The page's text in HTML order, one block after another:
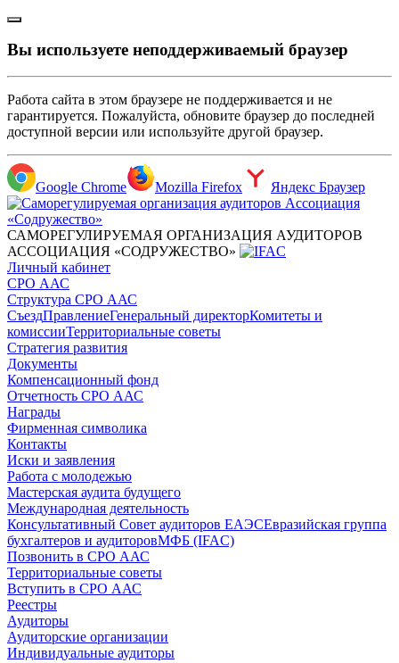
Вы используете неподдерживаемый браузер
Работа сайта в этом браузере не поддерживается и не
гарантируется. Пожалуйста, обновите браузер до последней
доступной версии или используйте другой браузер.
Google Chrome Mozilla Firefox Яндекс Браузер
САМОРЕГУЛИРУЕМАЯ ОРГАНИЗАЦИЯ АУДИТОРОВ
АССОЦИАЦИЯ «СОДРУЖЕСТВО»
Личный кабинет
СРО ААС
Структура СРО ААС
СъездПравлениеГенеральный директорКомитеты и
комиссииТерриториальные советы
Стратегия развития
Документы
Компенсационный фонд
Отчетность СРО ААС
Награды
Фирменная символика
Контакты
Иски и заявления
Работа с молодежью
Мастерская аудита будущего
Международная деятельность
Консультативный Совет аудиторов ЕАЭСЕвразийская группа
бухгалтеров и аудиторовМФБ (IFAC)
Позвонить в СРО ААС
Территориальные советы
Вступить в СРО ААС
Реестры
Аудиторы
Аудиторские организации
Индивидуальные аудиторы